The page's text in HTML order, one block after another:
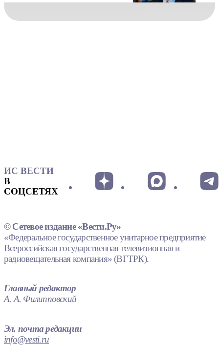
ИС ВЕСТИ
В
СОЦСЕТЯХ
© Сетевое издание «Вести.Ру»
«Федеральное государственное унитарное предприятие
Всероссийская государственная телевизионная и
радиовещательная компания» (ВГТРК).
Главный редактор
А. А. Филипповский
Эл. почта редакции
info@vesti.ru